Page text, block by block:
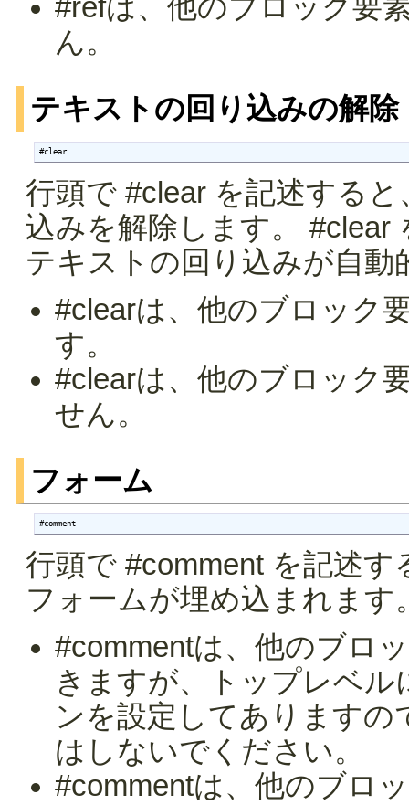
#refは、他のブロック要
ん。
テキストの回り込みの解除
#clear
行頭で #clear を記述する
込みを解除します。 #clear
テキストの回り込みが自動
#clearは、他のブロック
す。
#clearは、他のブロック
せん。
フォーム
#comment
行頭で #comment を記述
フォームが埋め込まれます
#commentは、他のブロ
きますが、トップレベ
ンを設定してありますの
はしないでください。
#commentは、他のブロ